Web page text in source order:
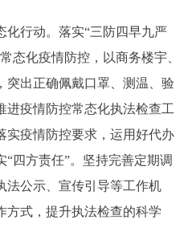
化行动。落实“三防四早九严
态化疫情防控，以商务楼宇、
突出正确佩戴口罩、测温、验
进疫情防控常态化执法检查工
实疫情防控要求，运用好代办
四方责任”。坚持完善定期调
法公示、宣传引导等工作机
方式，提升执法检查的科学